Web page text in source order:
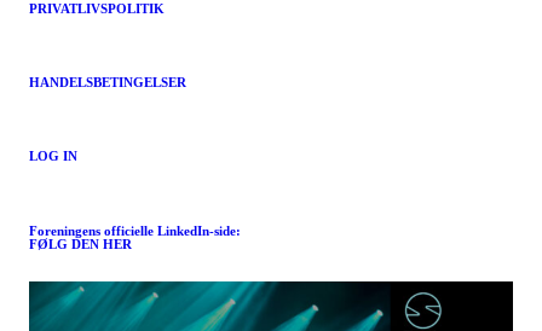
PRIVATLIVSPOLITIK
HANDELSBETINGELSER
LOG IN
Foreningens officielle LinkedIn-side:
FØLG DEN HER